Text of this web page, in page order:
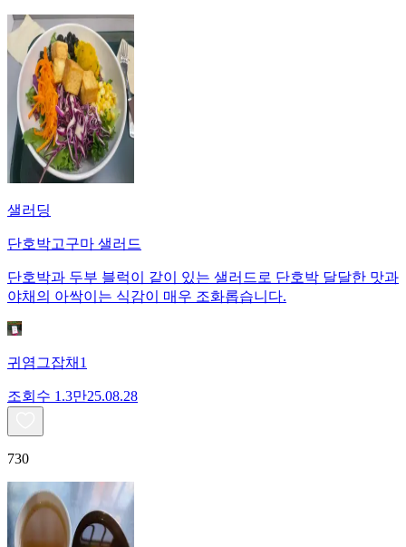
샐러딩
단호박고구마 샐러드
단호박과 두부 블럭이 같이 있는 샐러드로 단호박 달달한 맛과
야채의 아싹이는 식감이 매우 조화롭습니다.
귀염그잡채1
조회수 1.3만25.08.28
730